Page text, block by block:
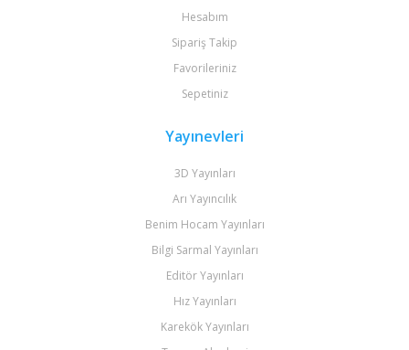
Hesabım
Sipariş Takip
Favorileriniz
Sepetiniz
Yayınevleri
3D Yayınları
Arı Yayıncılık
Benim Hocam Yayınları
Bilgi Sarmal Yayınları
Editör Yayınları
Hız Yayınları
Karekök Yayınları